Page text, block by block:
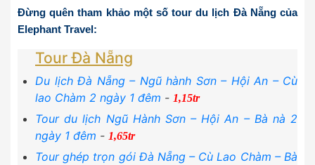
Đừng quên tham khảo một số tour du lịch Đà Nẵng của
Elephant Travel:
Tour Đà Nẵng
Du lịch Đà Nẵng – Ngũ hành Sơn – Hội An – Cù
lao Chàm 2 ngày 1 đêm - 1,15tr
Tour du lịch Ngũ Hành Sơn – Hội An – Bà nà 2
ngày 1 đêm - 1,65tr
Tour ghép trọn gói Đà Nẵng – Cù Lao Chàm – Bà